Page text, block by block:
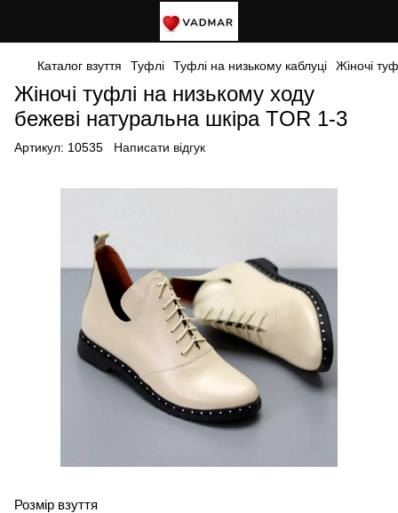
Каталог взуття Туфлі Туфлі на низькому каблуці Жіночі
Жіночі туфлі на низькому ходу
бежеві натуральна шкіра TOR 1-3
Артикул: 10535 Написати відгук
Розмір взуття